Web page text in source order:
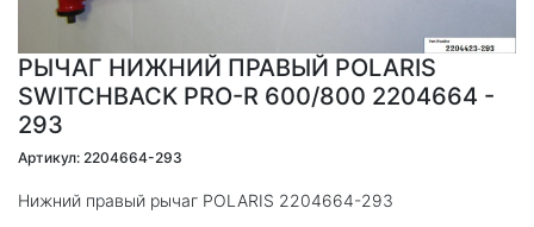
РЫЧАГ НИЖНИЙ ПРАВЫЙ POLARIS
SWITCHBACK PRO-R 600/800 2204664 -
293
Артикул: 2204664-293
Нижний правый рычаг POLARIS 2204664-293